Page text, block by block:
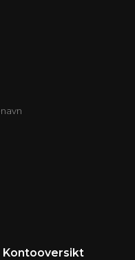
Kontooversikt